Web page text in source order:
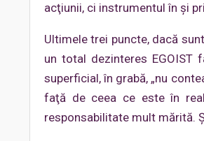
acţiunii, ci instrumentul în şi
Ultimele trei puncte, dacă
un total dezinteres EGOIST
superficial, în grabă, „nu
faţă de ceea ce este în
responsabilitate mult mărită.